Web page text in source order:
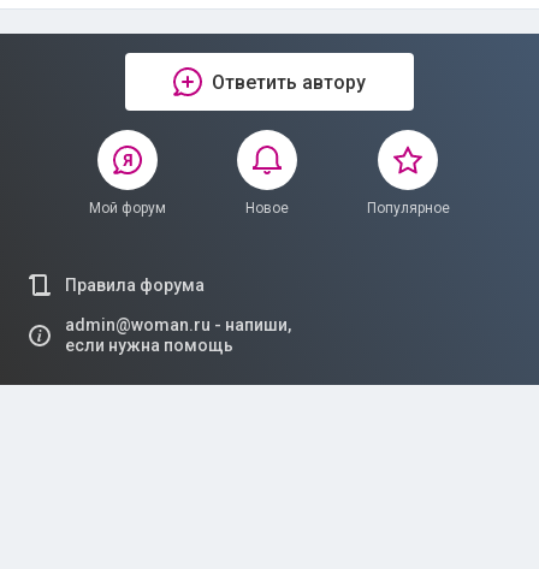
Ответить автору
Мой форум Новое Популярное
Правила форума
admin@woman.ru - напиши,
если нужна помощь